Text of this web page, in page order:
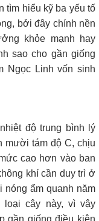
tìm hiểu kỹ ba yếu tố
bởi đây chính nền
khỏe mạnh hay
sao cho gần giống
Ngọc Linh vốn sinh
độ trung bình lý
mười tám độ C, chịu
cao hơn vào ban
khí cần duy trì ở
nóng ẩm quanh năm
loại cây này, vì vậy